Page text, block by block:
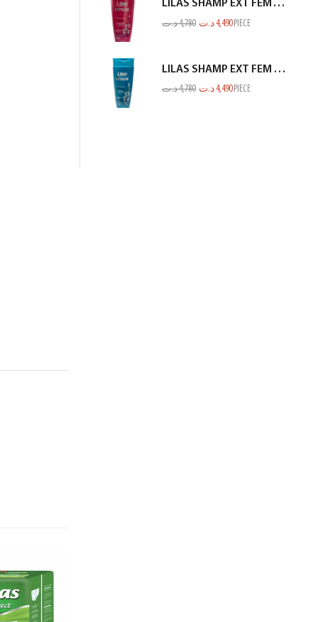
LILAS SHAMP EXT FEM TOUS TYPES CHEV ROSE 350ML
4,780د.ت 4,490 د.ت PIECE
LILAS SHAMP EXT FEM ANTI CHUTE VERT BLEUTE 350ML
4,780د.ت 4,490 د.ت PIECE